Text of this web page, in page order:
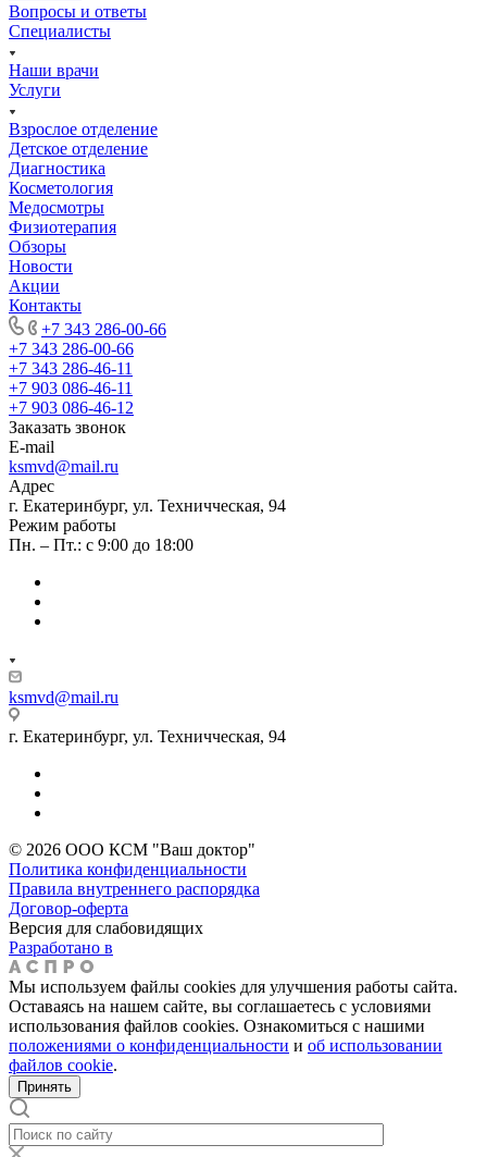
Вопросы и ответы
Специалисты
Наши врачи
Услуги
Взрослое отделение
Детское отделение
Диагностика
Косметология
Медосмотры
Физиотерапия
Обзоры
Новости
Акции
Контакты
+7 343 286-00-66
+7 343 286-00-66
+7 343 286-46-11
+7 903 086-46-11
+7 903 086-46-12
Заказать звонок
E-mail
ksmvd@mail.ru
Адрес
г. Екатеринбург, ул. Техничческая, 94
Режим работы
Пн. – Пт.: с 9:00 до 18:00
ksmvd@mail.ru
г. Екатеринбург, ул. Техничческая, 94
© 2026 ООО КСМ "Ваш доктор"
Политика конфиденциальности
Правила внутреннего распорядка
Договор-оферта
Версия для слабовидящих
Разработано в
Мы используем файлы cookies для улучшения работы сайта.
Оставаясь на нашем сайте, вы соглашаетесь с условиями
использования файлов cookies. Ознакомиться с нашими
положениями о конфиденциальности и об использовании
файлов cookie.
Принять